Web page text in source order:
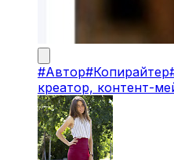
#Автор#Копирайтер
креатор, контент-